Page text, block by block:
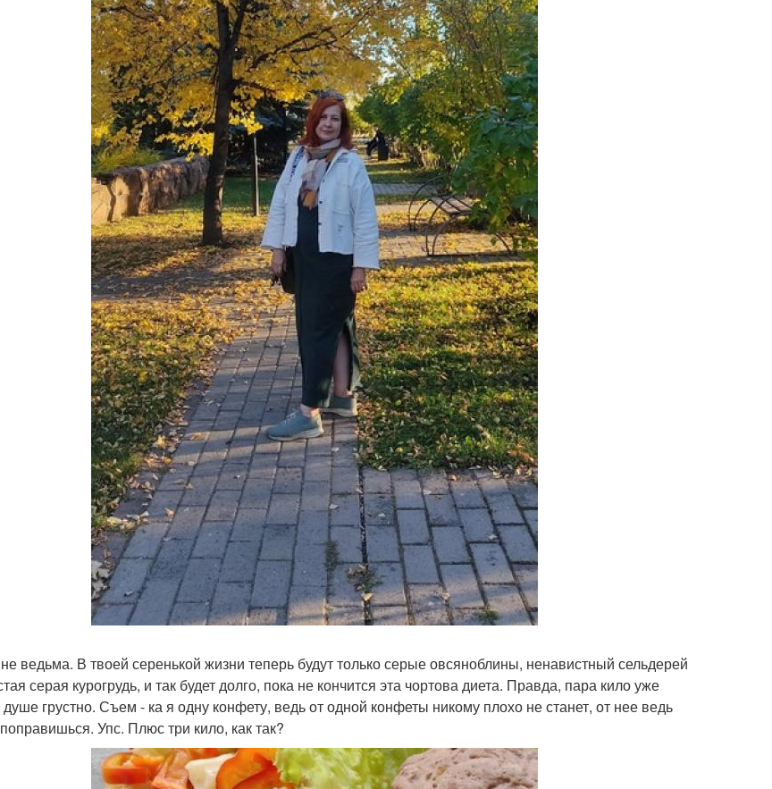
ведьма. В твоей серенькой жизни теперь будут только серые овсяноблины, ненавистный сельдерей
серая курогрудь, и так будет долго, пока не кончится эта чортова диета. Правда, пара кило уже
грустно. Съем - ка я одну конфету, ведь от одной конфеты никому плохо не станет, от нее ведь
Упс. Плюс три кило, как так?